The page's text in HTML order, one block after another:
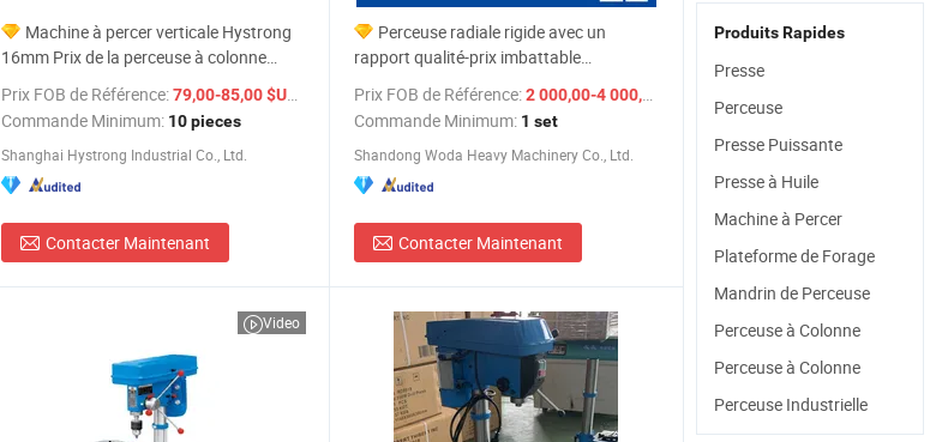
Machine à percer verticale Hystrong
16mm Prix de la perceuse à colonne
Hy5216A-II
Prix FOB de Référence:79,00-85,00 $US / pieces
Commande Minimum: 10 pieces
Shanghai Hystrong Industrial Co., Ltd.
Contacter Maintenant
Perceuse radiale rigide avec un
rapport qualité-prix imbattable
(Z3040C*10)
Prix FOB de Référence:2 000,00-4 000,00 $US
Commande Minimum: 1 set
Shandong Woda Heavy Machinery Co., Ltd.
Contacter Maintenant
Video
petits ateliers du monde
entier
Produits Rapides
Presse
Perceuse
Presse Puissante
Presse à Huile
Machine à Percer
Plateforme de Forage
Mandrin de Perceuse
Perceuse à Colonne
Perceuse à Colonne
Perceuse Industrielle